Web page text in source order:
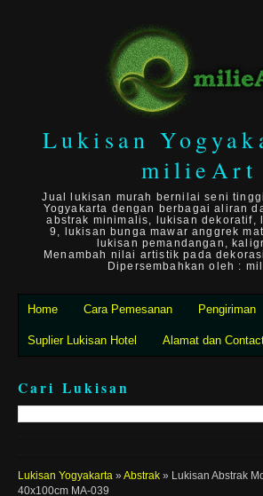
Lukisan
milieArt
Jual lukisan murah bernilai seni
Yogyakarta dengan berbagai aliran
abstrak minimalis, lukisan dekoratif,
9, lukisan bunga mawar anggrek
lukisan pemandangan,
Menambah nilai artistik pada
Dipersembahkan oleh :
Home Cara Pemesanan Pengiriman
Suplier Lukisan Hotel Alamat dan
Cari Lukisan
Lukisan Yogyakarta » Abstrak » Lukisan Abstrak
40x100cm MA-039